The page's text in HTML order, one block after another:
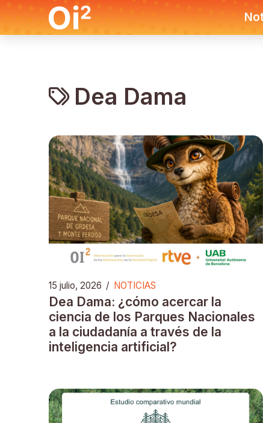
Dea Dama
15 julio, 2026 / NOTICIAS
Dea Dama: ¿cómo acercar la
ciencia de los Parques Nacionales
a la ciudadanía a través de la
inteligencia artificial?